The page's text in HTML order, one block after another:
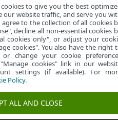
to give you the best
our website traffic, and serve you
agree to the collection of all cookies
decline all non-essential cookies
cookies only", or adjust your
cookies". You also have the right
change your cookie
cookies" link in our
settings (if available). For
Policy.
ALL AND CLOSE